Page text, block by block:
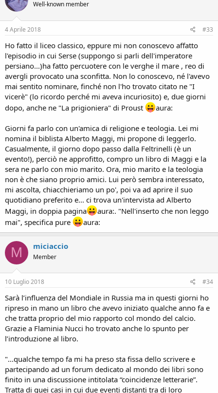
Well-known member
4 Aprile 2018 #33
Ho fatto il liceo classico, eppure mi non conoscevo affatto
l'episodio in cui Serse (suppongo si parli dell'imperatore
persiano...)ha fatto percuotere con le verghe il mare , reo di
avergli provocato una sconfitta. Non lo conoscevo, né l'avevo
mai sentito nominare, finché non l'ho trovato citato ne "I
vicerè" (lo ricordo perché mi aveva incuriosito) e, due giorni
dopo, anche ne "La prigioniera" di Proust
aura:
Giorni fa parlo con un'amica di religione e teologia. Lei mi
nomina il biblista Alberto Maggi, mi propone di leggerlo.
Casualmente, il giorno dopo passo dalla Feltrinelli (è un
evento!), perciò ne approfitto, compro un libro di Maggi e la
sera ne parlo con mio marito. Ora, mio marito e la teologia
non è che siano proprio amici. Lui però sembra interessato,
mi ascolta, chiacchieriamo un po', poi va ad aprire il suo
quotidiano preferito e... ci trova un'intervista ad Alberto
Maggi, in doppia pagina
aura:. "Nell'inserto che non leggo
mai", specifica pure
aura:
M miciaccio
Member
10 Luglio 2018 #34
Sarà l’influenza del Mondiale in Russia ma in questi giorni ho
ripreso in mano un libro che avevo iniziato qualche anno fa e
che tratta proprio del mio rapporto col mondo del calcio.
Grazie a Flaminia Nucci ho trovato anche lo spunto per
l’introduzione al libro.
"...qualche tempo fa mi ha preso sta fissa dello scrivere e
partecipando ad un forum dedicato al mondo dei libri sono
finito in una discussione intitolata “coincidenze letterarie”.
Tratta di quei casi in cui due eventi distanti tra di loro